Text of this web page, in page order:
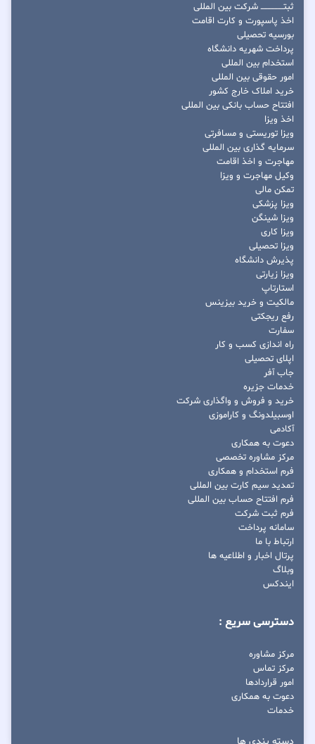
ثبتــــــــــــــــ شرکت بین المللی
اخذ پاسپورت و کارت اقامت
بورسیه تحصیلی
پرداخت شهریه دانشگاه
استخدام بین المللی
امور حقوقی بین المللی
خرید املاک خارج کشور
افتتاح حساب بانکی بین المللی
اخذ ویزا
ویزا توریستی و مسافرتی
سرمایه گذاری بین المللی
مهاجرت و اخذ اقامت
وکیل مهاجرت و ویزا
تمکن مالی
ویزا پزشکی
ویزا شینگن
ویزا کاری
ویزا تحصیلی
پذیرش دانشگاه
ویزا زیارتی
استارتاپ
مالکیت و خرید بیزینس
رفع ریجکتی
سفارت
راه اندازی کسب و کار
اپلای تحصیلی
جاب آفر
خدمات جزیره
خرید و فروش و واگذاری شرکت
اوسبیلدونگ و کاراموزی
آکادمی
دعوت به همکاری
مرکز مشاوره تخصصی
فرم استخدام و همکاری
تمدید سیم کارت بین المللی
فرم افتتاح حساب بین المللی
فرم ثبت شرکت
سامانه پرداخت
ارتباط با ما
پرتال اخبار و اطلاعیه ها
وبلاگ
ایندکس
دسترسی سریع :
مرکز مشاوره
مرکز تماس
امور قراردادها
دعوت به همکاری
خدمات